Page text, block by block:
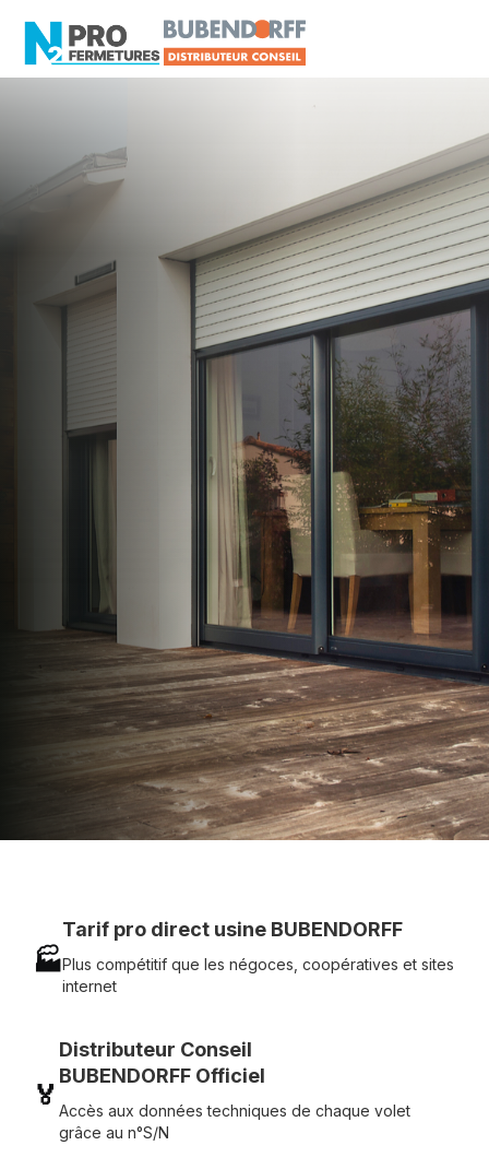
Distributeur en volets
roulants Delta Dore
Port-Saint-Père
Artisan, Menuisier, TPE ou PME proche de Port-
Saint-Père ?
N2PRO Fermetures est votre référent Distributeur
en volets roulants Delta Dore officiel pour vous
apporter : Tarifs directs usines sans minimum
d'achat - Assistance technique chantier et
service réactif avec simplicité.
07 83 35 69 17
MON DEVIS MOTEUR
Voir tous nos produits
🏭
Tarif pro direct usine BUBENDORFF
Plus compétitif que les négoces, coopératives et sites
internet
🏅
Distributeur Conseil
BUBENDORFF Officiel
Accès aux données techniques de chaque volet
grâce au n°S/N